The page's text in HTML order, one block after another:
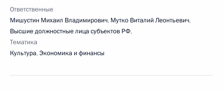
Ответственные
Мишустин Михаил Владимирович, Мутко Виталий Леонтьевич,
Высшие должностные лица субъектов РФ,
Тематика
Культура,Экономика и финансы